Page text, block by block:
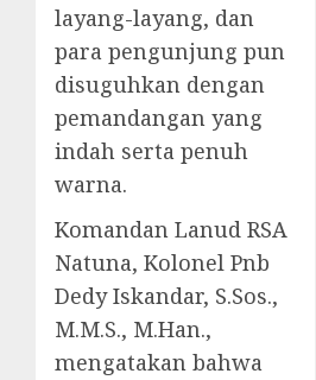
layang-layang, dan
para pengunjung pun
disuguhkan dengan
pemandangan yang
indah serta penuh
warna.
Komandan Lanud RSA
Natuna, Kolonel Pnb
Dedy Iskandar, S.Sos.,
M.M.S., M.Han.,
mengatakan bahwa